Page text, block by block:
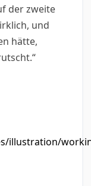
der zweite
und
hätte,
illustration/